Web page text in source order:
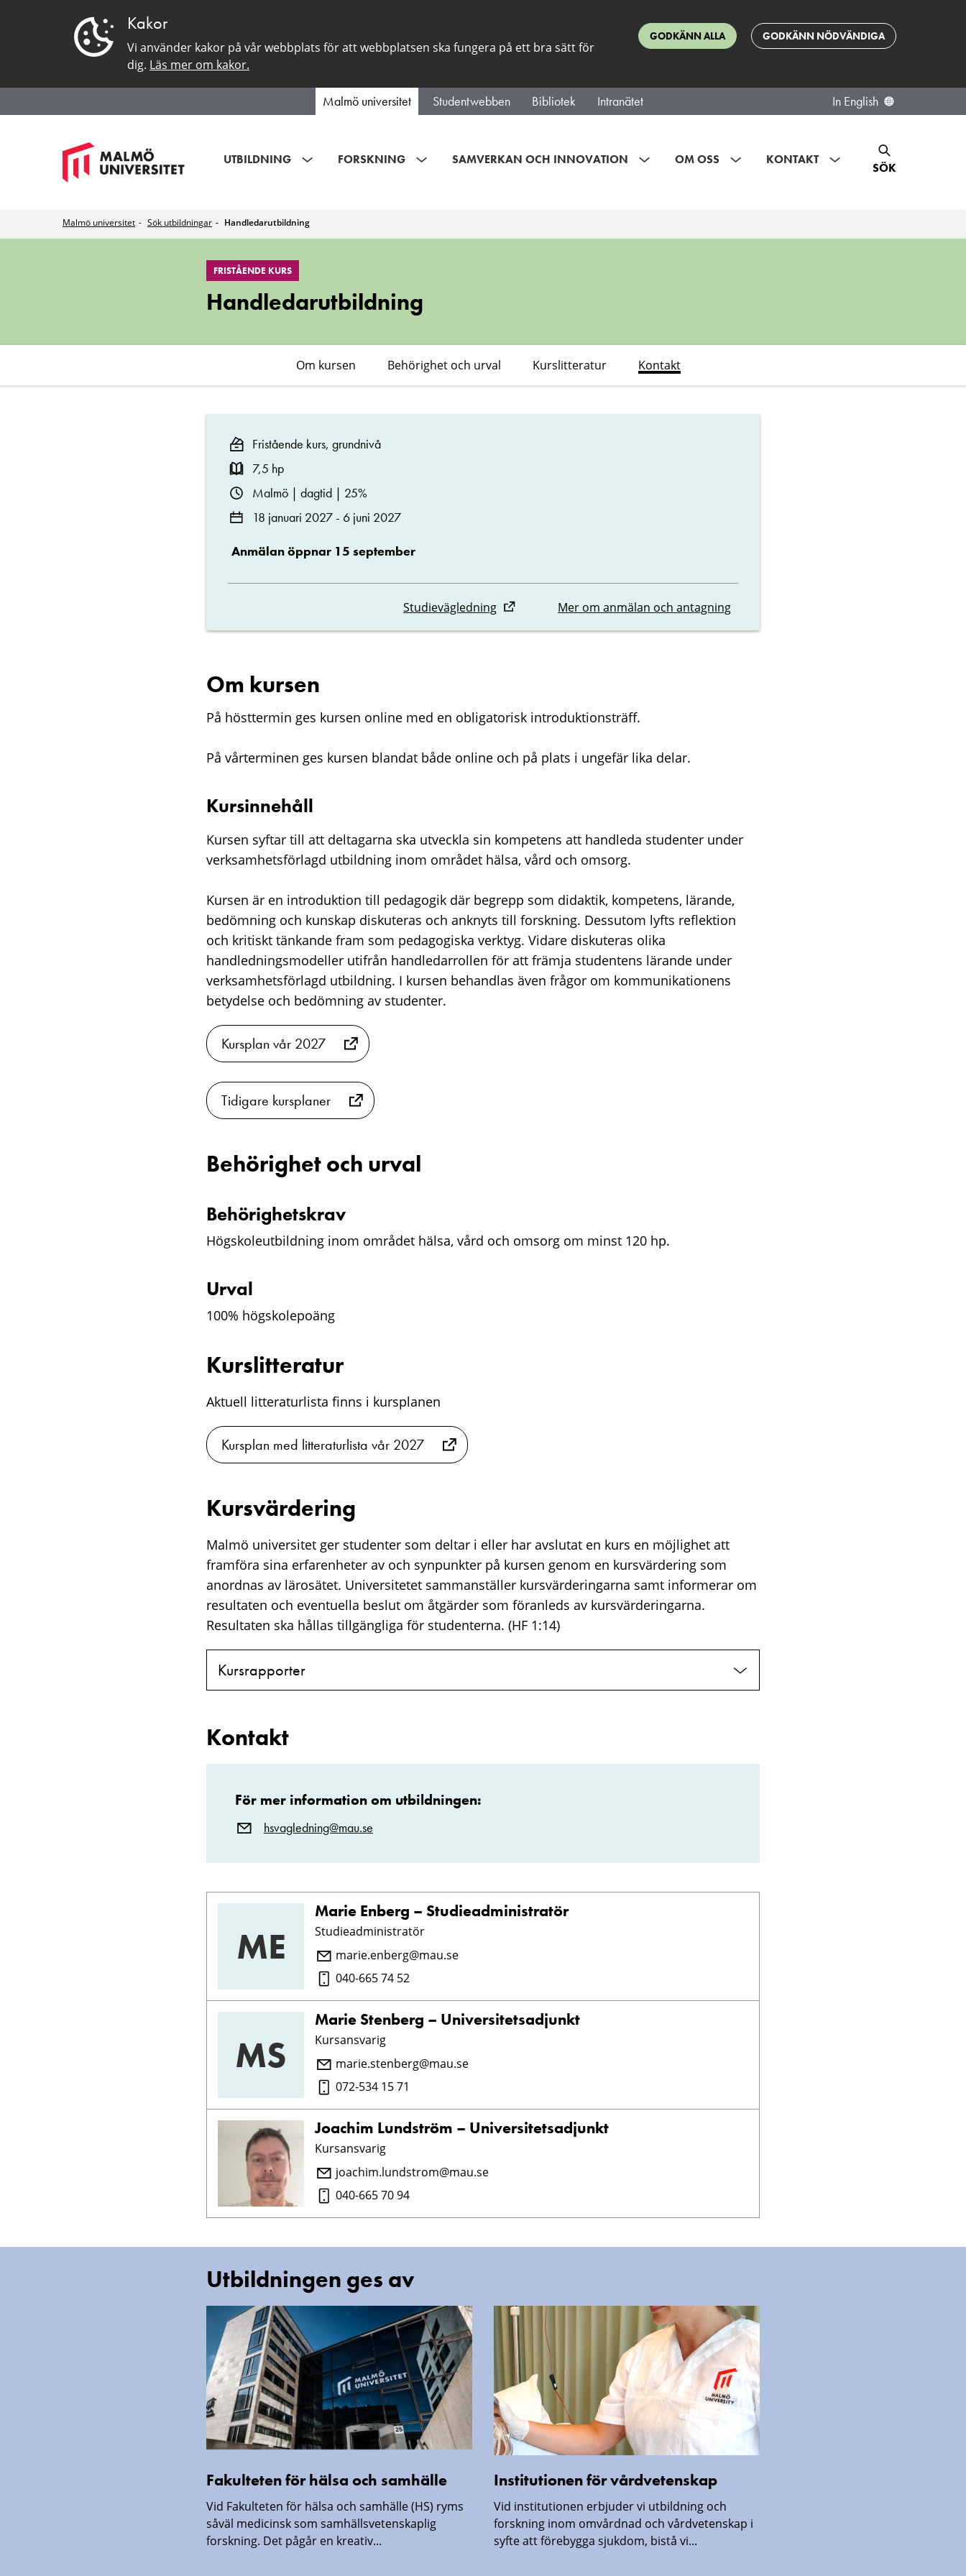
Kakor
Vi använder kakor på vår webbplats för att webbplatsen ska fungera på ett bra sätt för
dig. Läs mer om kakor.
GODKÄNN ALLA GODKÄNN NÖDVÄNDIGA
Malmö universitet Studentwebben Bibliotek Intranätet In English
UTBILDNING FORSKNING SAMVERKAN OCH INNOVATION OM OSS KONTAKT
SÖK
Malmö universitet Sök utbildningar Handledarutbildning
Handledarutbildning
FRISTÅENDE KURS
Handledarutbildning
Om kursen Behörighet och urval Kurslitteratur Kontakt
Fristående kurs, grundnivå
7,5 hp
Malmö | dagtid | 25%
18 januari 2027 - 6 juni 2027
Anmälan öppnar 15 september
Studievägledning Mer om anmälan och antagning
Om kursen
På hösttermin ges kursen online med en obligatorisk introduktionsträff.
På vårterminen ges kursen blandat både online och på plats i ungefär lika delar.
Kursinnehåll
Kursen syftar till att deltagarna ska utveckla sin kompetens att handleda studenter under
verksamhetsförlagd utbildning inom området hälsa, vård och omsorg.
Kursen är en introduktion till pedagogik där begrepp som didaktik, kompetens, lärande,
bedömning och kunskap diskuteras och anknyts till forskning. Dessutom lyfts reflektion
och kritiskt tänkande fram som pedagogiska verktyg. Vidare diskuteras olika
handledningsmodeller utifrån handledarrollen för att främja studentens lärande under
verksamhetsförlagd utbildning. I kursen behandlas även frågor om kommunikationens
betydelse och bedömning av studenter.
Kursplan vår 2027
Tidigare kursplaner
Behörighet och urval
Behörighetskrav
Högskoleutbildning inom området hälsa, vård och omsorg om minst 120 hp.
Urval
100% högskolepoäng
Kurslitteratur
Aktuell litteraturlista finns i kursplanen
Kursplan med litteraturlista vår 2027
Kursvärdering
Malmö universitet ger studenter som deltar i eller har avslutat en kurs en möjlighet att
framföra sina erfarenheter av och synpunkter på kursen genom en kursvärdering som
anordnas av lärosätet. Universitetet sammanställer kursvärderingarna samt informerar om
resultaten och eventuella beslut om åtgärder som föranleds av kursvärderingarna.
Resultaten ska hållas tillgängliga för studenterna. (HF 1:14)
Kursrapporter
Kontakt
För mer information om utbildningen:
hsvagledning@mau.se
ME
Marie Enberg – Studieadministratör
Studieadministratör
marie.enberg@mau.se
040-665 74 52
MS
Marie Stenberg – Universitetsadjunkt
Kursansvarig
marie.stenberg@mau.se
072-534 15 71
Joachim Lundström – Universitetsadjunkt
Kursansvarig
joachim.lundstrom@mau.se
040-665 70 94
Utbildningen ges av
Fakulteten för hälsa och samhälle
Vid Fakulteten för hälsa och samhälle (HS) ryms
såväl medicinsk som samhällsvetenskaplig
forskning. Det pågår en kreativ...
Institutionen för vårdvetenskap
Vid institutionen erbjuder vi utbildning och
forskning inom omvårdnad och vårdvetenskap i
syfte att förebygga sjukdom, bistå vi...